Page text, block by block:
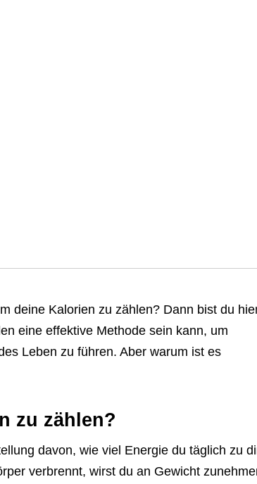
deine Kalorien zu zählen? Dann bist du
eine effektive Methode sein kann, um
Leben zu führen. Aber warum ist es
zu zählen?
davon, wie viel Energie du täglich zu
verbrennt, wirst du an Gewicht